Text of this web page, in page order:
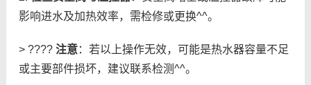
影响进水及加热效率，需检修或更换^^。
> ???? 注意：若以上操作无效，可能是热水器容量不足
或主要部件损坏，建议联系检测^^。